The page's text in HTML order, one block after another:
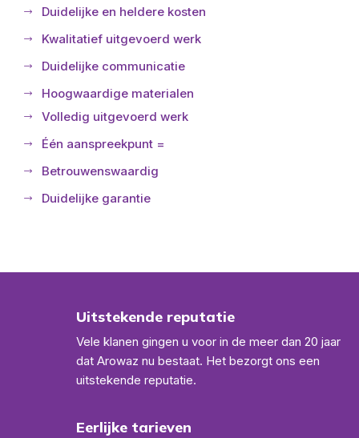
Duidelijke en heldere kosten
Kwalitatief uitgevoerd werk
Duidelijke communicatie
Hoogwaardige materialen
Volledig uitgevoerd werk
Één aanspreekpunt =
Betrouwenswaardig
Duidelijke garantie
Uitstekende reputatie
Vele klanen gingen u voor in de meer dan 20 jaar
dat Arowaz nu bestaat. Het bezorgt ons een
uitstekende reputatie.
Eerlijke tarieven